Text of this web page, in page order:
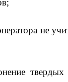
не